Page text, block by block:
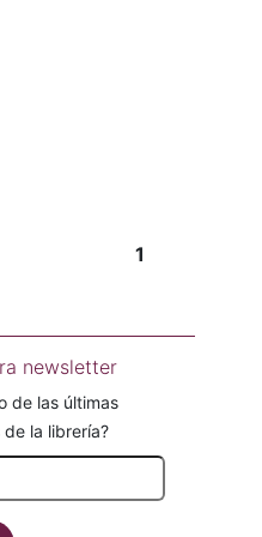
1
newsletter
de las últimas
la librería?